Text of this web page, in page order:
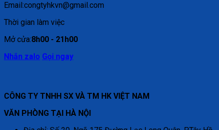
Email:congtyhkvn@gmail.com
Thời gian làm việc
Mở cửa:8h00 - 21h00
Nhắn zalo Gọi ngay
CÔNG TY TNHH SX VÀ TM HK VIỆT NAM
VĂN PHÒNG TẠI HÀ NỘI